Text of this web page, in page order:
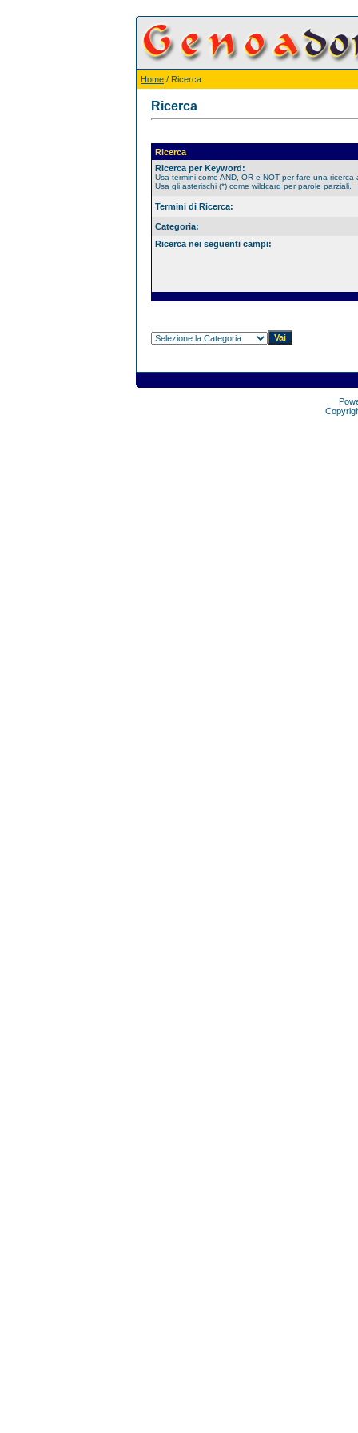
Home / Ricerca
Ricerca
Ricerca
Ricerca per Keyword:
Usa termini come AND, OR e NOT per fare una ricerca
Usa gli asterischi (*) come wildcard per parole parziali.
Termini di Ricerca:
Categoria:
Ricerca nei seguenti campi: